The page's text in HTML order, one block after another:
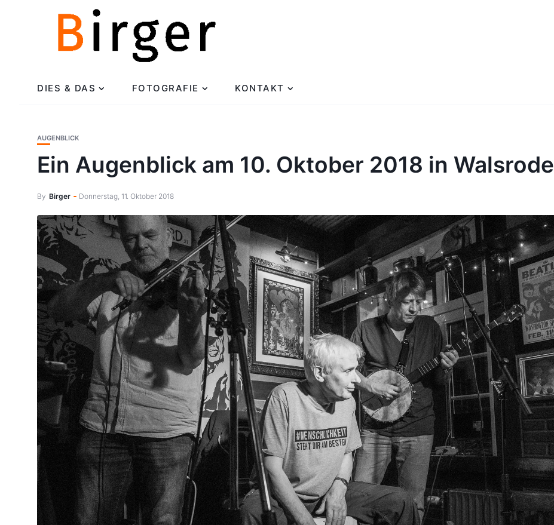
DIES & DAS FOTOGRAFIE KONTAKT
AUGENBLICK
Ein Augenblick am 10. Oktober 2018 in Walsrode
By Birger Donnerstag, 11. Oktober 2018